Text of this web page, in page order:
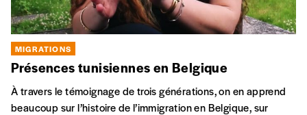
MIGRATIONS
Présences tunisiennes en Belgique
À travers le témoignage de trois générations, on en apprend
beaucoup sur l’histoire de l’immigration en Belgique, sur